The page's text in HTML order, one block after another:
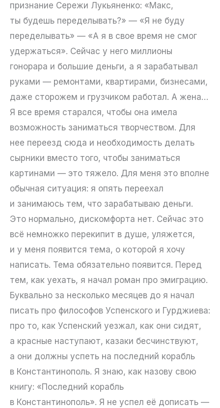
признание Сережи Лукьяненко: «Макс,
ты будешь переделывать?» — «Я не буду
переделывать» — «А я в свое время не смог
удержаться». Сейчас у него миллионы
гонорара и большие деньги, а я зарабатывал
руками — ремонтами, квартирами, бизнесами,
даже сторожем и грузчиком работал. А жена…
Я все время старался, чтобы она имела
возможность заниматься творчеством. Для
нее переезд сюда и необходимость делать
сырники вместо того, чтобы заниматься
картинами — это тяжело. Для меня это вполне
обычная ситуация: я опять переехал
и занимаюсь тем, что зарабатываю деньги.
Это нормально, дискомфорта нет. Сейчас это
всё немножко перекипит в душе, уляжется,
и у меня появится тема, о которой я хочу
написать. Тема обязательно появится. Перед
тем, как уехать, я начал роман про эмиграцию.
Буквально за несколько месяцев до я начал
писать про философов Успенского и Гурджиева:
про то, как Успенский уезжал, как они сидят,
а красные наступают, казаки бесчинствуют,
а они должны успеть на последний корабль
в Константинополь. Я знаю, как назову свою
книгу: «Последний корабль
в Константинополь». Я не успел её дописать —